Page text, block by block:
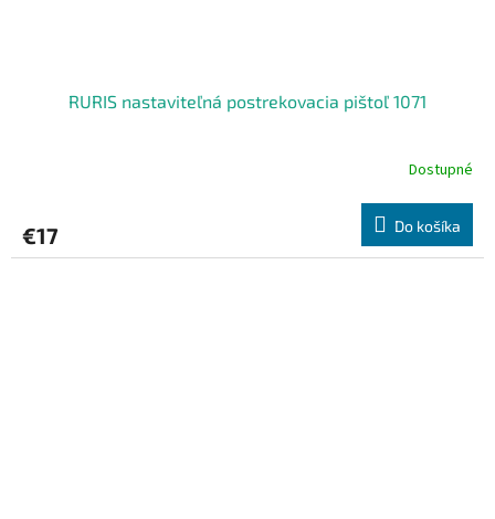
RURIS nastaviteľná postrekovacia pištoľ 1071
Dostupné
€17 Do košíka